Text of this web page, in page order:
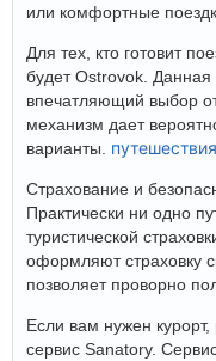
или комфортные
Для тех, кто готовит
будет Ostrovok. Данная
впечатляющий выбор
механизм дает
варианты. путешествия
Страхование и
Практически ни одно
туристической
оформляют страховку
позволяет проворно
Если вам нужен
сервис Sanatory.